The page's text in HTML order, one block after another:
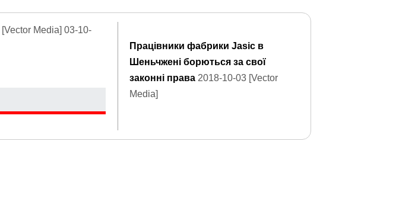
[Vector Media] 03-10-
Працівники фабрики Jasic в
Шеньчжені борються за свої
законні права 2018-10-03 [Vector
Media]